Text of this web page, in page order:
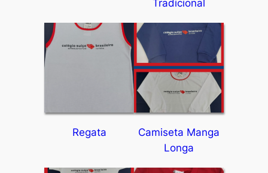
Tradicional
Regata
Camiseta Manga
Longa